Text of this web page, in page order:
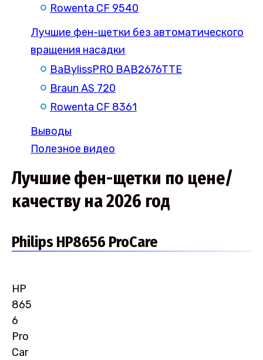
Rowenta CF 9540
Лучшие фен-щетки без автоматического
вращения насадки
BaBylissPRO BAB2676TTE
Braun AS 720
Rowenta CF 8361
Выводы
Полезное видео
Лучшие фен-щетки по цене/
качеству на 2026 год
Philips HP8656 ProCare
HP
865
6
Pro
Car